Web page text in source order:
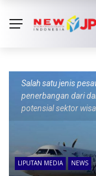
Salah satu jenis
penerbangan dari
potensial sektor
LIPUTAN MEDIA NEWS